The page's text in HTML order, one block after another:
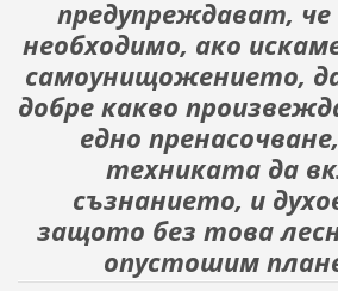
предупреждават,
необходимо, ако
самоунищожението,
добре какво
едно
техниката да
съзнанието, и
защото без то­ва
опустошим